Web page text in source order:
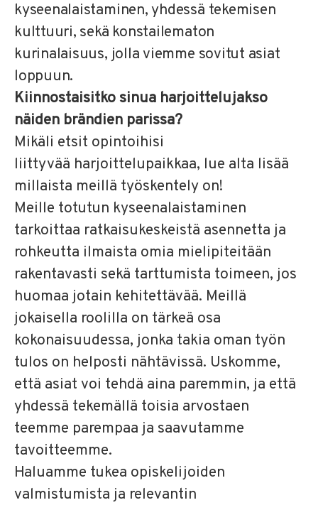
kyseenalaistaminen, yhdessä tekemisen
kulttuuri, sekä konstailematon
kurinalaisuus, jolla viemme sovitut asiat
loppuun.
Kiinnostaisitko sinua harjoittelujakso
näiden brändien parissa?
Mikäli etsit opintoihisi
liittyvää harjoittelupaikkaa, lue alta lisää
millaista meillä työskentely on!
Meille totutun kyseenalaistaminen
tarkoittaa ratkaisukeskeistä asennetta ja
rohkeutta ilmaista omia mielipiteitään
rakentavasti sekä tarttumista toimeen, jos
huomaa jotain kehitettävää. Meillä
jokaisella roolilla on tärkeä osa
kokonaisuudessa, jonka takia oman työn
tulos on helposti nähtävissä. Uskomme,
että asiat voi tehdä aina paremmin, ja että
yhdessä tekemällä toisia arvostaen
teemme parempaa ja saavutamme
tavoitteemme.
Haluamme tukea opiskelijoiden
valmistumista ja relevantin